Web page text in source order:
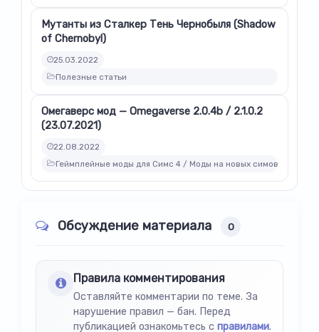
Мутанты из Сталкер Тень Чернобыля (Shadow
of Chernobyl)
25.03.2022
Полезные статьи
Омегаверс мод — Omegaverse 2.0.4b / 2.1.0.2
(23.07.2021)
22.08.2022
Геймплейные моды для Симс 4 / Моды на новых симов для
Обсуждение материала 0
Правила комментирования
Оставляйте комментарии по теме. За
нарушение правил — бан. Перед
публикацией ознакомьтесь с правилами.